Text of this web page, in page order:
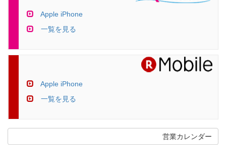
Apple iPhone
一覧を見る
Apple iPhone
一覧を見る
営業カレンダー